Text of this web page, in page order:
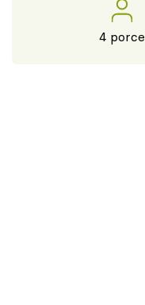
4 porce